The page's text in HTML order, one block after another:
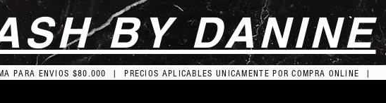
BY DANINE
PARA ENVIOS $80.000 | PRECIOS APLICABLES UNICAMENTE POR COMPRA ONLINE |